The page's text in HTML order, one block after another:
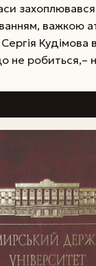
важкою
Кудімова
не робиться,–